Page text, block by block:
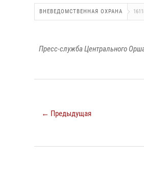
ВНЕВЕДОМСТВЕННАЯ ОХРАНА
Пресс-служба Центрального
← Предыдущая